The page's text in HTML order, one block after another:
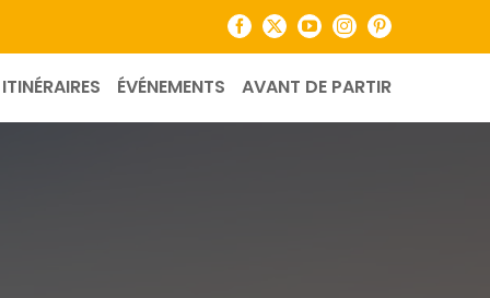
Facebook
X YouTubeInstagramPinterest
ÉVÉNEMENTS AVANT DE PARTIR